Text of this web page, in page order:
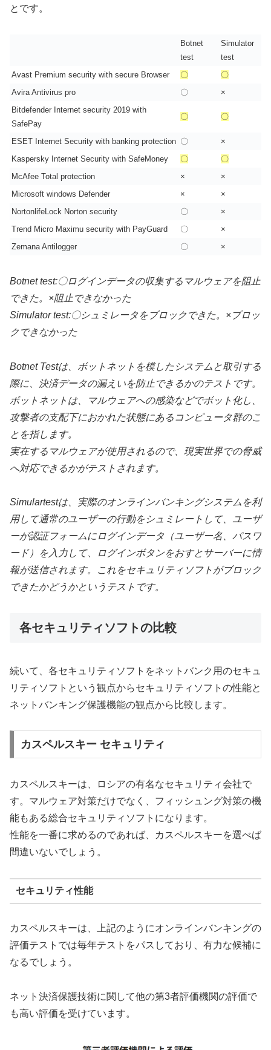
とです。
Botnet
test
Simulator
test
Avast Premium security with secure Browser
〇
〇
Avira Antivirus pro
〇
×
Bitdefender Internet security 2019 with
SafePay
〇 〇
ESET Internet Security with banking protection 〇
×
Kaspersky Internet Security with SafeMoney
〇
〇
McAfee Total protection
×
×
Microsoft windows Defender
×
×
NortonlifeLock Norton security
〇
×
Trend Micro Maximu security with PayGuard
〇
×
Zemana Antilogger
〇 ×
Botnet test:〇ログインデータの収集するマルウェアを阻止
できた。×阻止できなかった
Simulator test:〇シュミレータをブロックできた。×ブロッ
クできなかった
Botnet Testは、ボットネットを模したシステムと取引する
際に、決済データの漏えいを防止できるかのテストです。
ボットネットは、マルウェアへの感染などでボット化し、
攻撃者の支配下におかれた状態にあるコンピュータ群のこ
とを指します。
実在するマルウェアが使用されるので、現実世界での脅威
へ対応できるかがテストされます。
Simulartestは、
実際のオンラインバンキングシステムを利
用して通常のユーザーの行動をシュミレートして、ユーザ
ーが認証フォームにログインデータ（ユーザー名、パスワ
ード）を入力して、ログインボタンをおすとサーバーに情
報が送信されます。これをセキュリティソフトがブロック
できたかどうかというテストです。
各セキュリティソフトの比較
続いて、各セキュリティソフトをネットバンク用のセキュ
リティソフトという観点からセキュリティソフトの性能と
ネットバンキング保護機能の観点から比較します。
カスペルスキー セキュリティ
カスペルスキーは、ロシアの有名なセキュリティ会社で
す。マルウェア対策だけでなく、フィッシュング対策の機
能もある総合セキュリティソフトになります。
性能を一番に求めるのであれば、カスペルスキーを選べば
間違いないでしょう。
セキュリティ性能
カスペルスキーは、上記のようにオンラインバンキングの
評価テストでは毎年テストをパスしており、有力な候補に
なるでしょう。
ネット決済保護技術に関して他の第3者評価機関の評価で
も高い評価を受けています。